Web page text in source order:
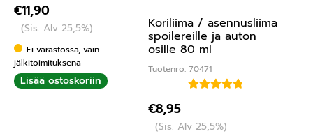
€11,90
(Sis. Alv 25,5%)
Ei varastossa, vain
jälkitoimituksena
Lisää ostoskoriin
Koriliima / asennusliima
spoilereille ja auton
osille 80 ml
Tuotenro: 70471
5.00/ 5
€8,95
(Sis. Alv 25,5%)